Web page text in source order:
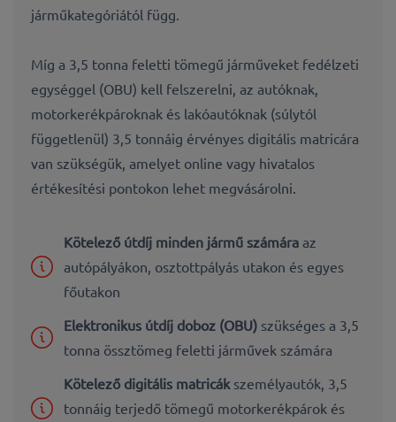
járműkategóriától függ.
Míg a 3,5 tonna feletti tömegű járműveket fedélzeti
egységgel (OBU) kell felszerelni, az autóknak,
motorkerékpároknak és lakóautóknak (súlytól
függetlenül) 3,5 tonnáig érvényes digitális matricára
van szükségük, amelyet online vagy hivatalos
értékesítési pontokon lehet megvásárolni.
Kötelező útdíj minden jármű számára az
autópályákon, osztottpályás utakon és egyes
főutakon
Elektronikus útdíj doboz (OBU) szükséges a 3,5
tonna össztömeg feletti járművek számára
Kötelező digitális matricákszemélyautók, 3,5
tonnáig terjedő tömegű motorkerékpárok és